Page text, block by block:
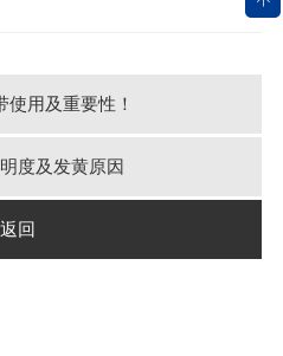
使用及重要性！
度及发黄原因
返回